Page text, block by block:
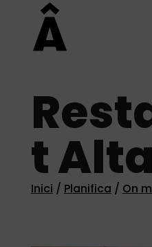
t
Inici / Planifica / On